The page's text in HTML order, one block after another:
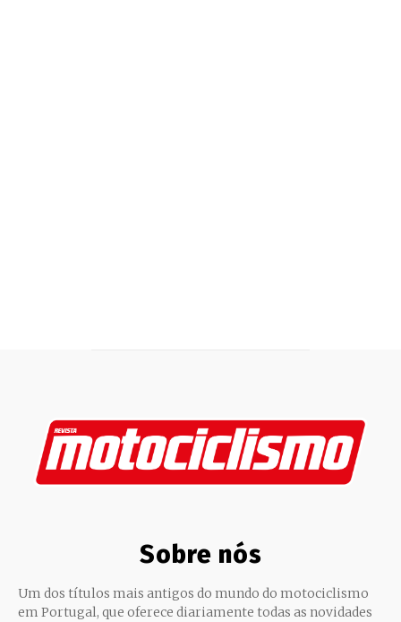
Sobre nós
Um dos títulos mais antigos do mundo do motociclismo
em Portugal, que oferece diariamente todas as novidades